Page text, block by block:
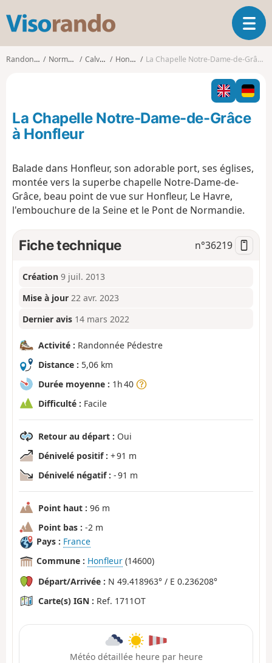
s
o
o
O
u
v
i
r
l
a
i
o
Randonnées Normandie Calvados Honfleur La Chapelle Notre-Dame-de-Grâce à Honfleur
La Chapelle Notre-Dame-de-Grâce
à Honfleur
Balade dans Honfleur, son adorable port, ses églises,
montée vers la superbe chapelle Notre-Dame-de-
Grâce, beau point de vue sur Honfleur, Le Havre,
l'embouchure de la Seine et le Pont de Normandie.
Fiche technique n°36219
Création 9 juil. 2013
Mise à jour 22 avr. 2023
Dernier avis 14 mars 2022
Activité : Randonnée Pédestre
Distance : 5,06 km
Durée moyenne : 1h 40
Difficulté : Facile
Retour au départ : Oui
Dénivelé positif : + 91 m
Dénivelé négatif : - 91 m
Point haut : 96 m
Point bas : -2 m
Pays : France
Commune : Honfleur (14600)
Départ/Arrivée : N 49.418963° / E 0.236208°
Carte(s) IGN : Ref. 1711OT
Météo détaillée heure par heure